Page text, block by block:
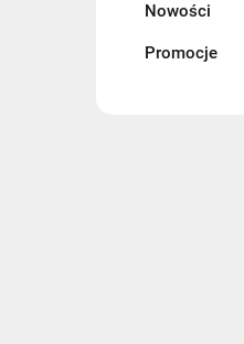
Nowości
Promocje